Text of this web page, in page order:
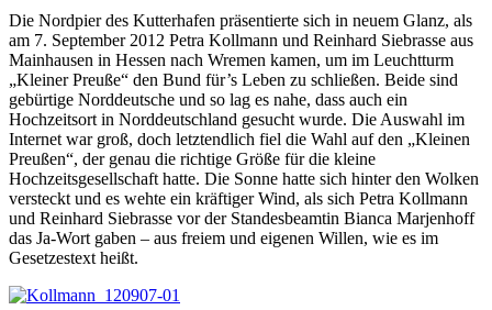
Die Nordpier des Kutterhafen präsentierte sich in neuem Glanz, als
am 7. September 2012 Petra Kollmann und Reinhard Siebrasse aus
Mainhausen in Hessen nach Wremen kamen, um im Leuchtturm
„Kleiner Preuße“ den Bund für’s Leben zu schließen. Beide sind
gebürtige Norddeutsche und so lag es nahe, dass auch ein
Hochzeitsort in Norddeutschland gesucht wurde. Die Auswahl im
Internet war groß, doch letztendlich fiel die Wahl auf den „Kleinen
Preußen“, der genau die richtige Größe für die kleine
Hochzeitsgesellschaft hatte. Die Sonne hatte sich hinter den Wolken
versteckt und es wehte ein kräftiger Wind, als sich Petra Kollmann
und Reinhard Siebrasse vor der Standesbeamtin Bianca Marjenhoff
das Ja-Wort gaben – aus freiem und eigenen Willen, wie es im
Gesetzestext heißt.